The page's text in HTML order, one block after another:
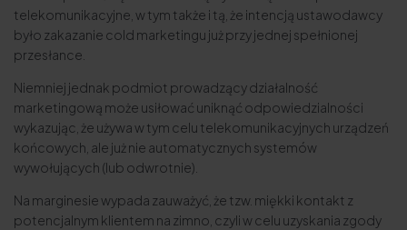
telekomunikacyjne, w tym także i tą, że intencją ustawodawcy
było zakazanie cold marketingu już przy jednej spełnionej
przesłance.
Niemniej jednak podmiot prowadzący działalność
marketingową może usiłować uniknąć odpowiedzialności
wykazując, że używa w tym celu telekomunikacyjnych urządzeń
końcowych, ale już nie automatycznych systemów
wywołujących (lub odwrotnie).
Na marginesie wypada zauważyć, że tzw. miękki kontakt z
potencjalnym klientem na zimno, czyli w celu uzyskania zgody